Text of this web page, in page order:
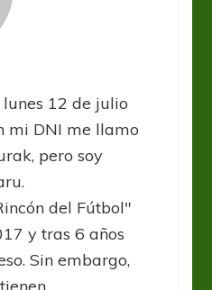
12 de julio
mi DNI me llamo
pero soy
del Fútbol"
y tras 6 años
Sin embargo,